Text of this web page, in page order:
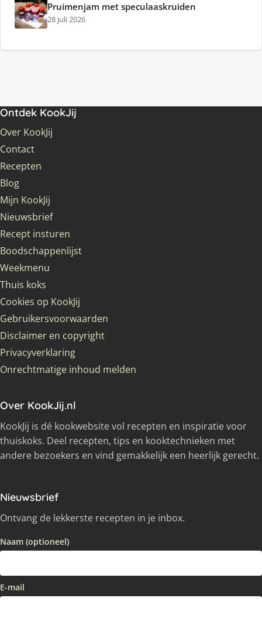
Pruimenjam met speculaaskruiden
28 juli 2026
Ontdek KookJij
Over KookJij
Contact
Recepten
Blog
Mijn KookJij
Nieuwsbrief
Recept insturen
Boodschappenlijst
Weekmenu
Thuis koks
Cookies op KookJij
Gebruikersvoorwaarden
Disclaimer en copyright
Privacyverklaring
Onrechtmatige inhoud melden
Over KookJij.nl
KookJij is dé kookwebsite vol recepten en inspiratie voor
thuiskoks. Deel recepten, tips en kooktechnieken met
andere bezoekers en vind gemakkelijk een heerlijk gerecht.
Nieuwsbrief
Ontvang de lekkerste recepten in je inbox.
Naam (optioneel)
E-mail